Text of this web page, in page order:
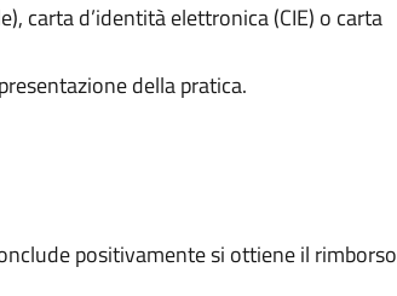
carta d’identità elettronica (CIE) o carta
della pratica.
positivamente si ottiene il rimborso